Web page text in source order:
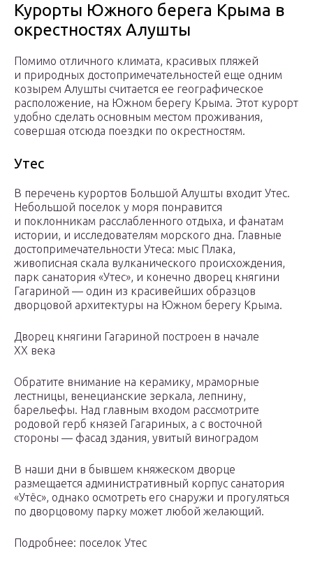
Курорты Южного берега Крыма в
окрестностях Алушты
Помимо отличного климата, красивых пляжей
и природных достопримечательностей еще одним
козырем Алушты считается ее географическое
расположение, на Южном берегу Крыма. Этот курорт
удобно сделать основным местом проживания,
совершая отсюда поездки по окрестностям.
Утес
В перечень курортов Большой Алушты входит Утес.
Небольшой поселок у моря понравится
и поклонникам расслабленного отдыха, и фанатам
истории, и исследователям морского дна. Главные
достопримечательности Утеса: мыс Плака,
живописная скала вулканического происхождения,
парк санатория «Утес», и конечно дворец княгини
Гагариной — один из красивейших образцов
дворцовой архитектуры на Южном берегу Крыма.
Дворец княгини Гагариной построен в начале
XX века
Обратите внимание на керамику, мраморные
лестницы, венецианские зеркала, лепнину,
барельефы. Над главным входом рассмотрите
родовой герб князей Гагариных, а с восточной
стороны — фасад здания, увитый виноградом
В наши дни в бывшем княжеском дворце
размещается административный корпус санатория
«Утёс», однако осмотреть его снаружи и прогуляться
по дворцовому парку может любой желающий.
Подробнее: поселок Утес